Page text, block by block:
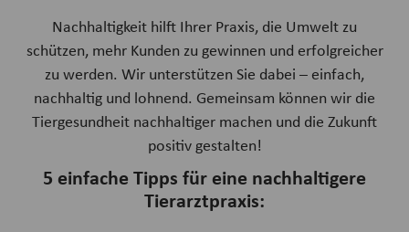
Nachhaltigkeit hilft Ihrer Praxis, die Umwelt zu
schützen, mehr Kunden zu gewinnen und erfolgreicher
zu werden. Wir unterstützen Sie dabei – einfach,
nachhaltig und lohnend. Gemeinsam können wir die
Tiergesundheit nachhaltiger machen und die Zukunft
positiv gestalten!
5 einfache Tipps für eine nachhaltigere
Tierarztpraxis: